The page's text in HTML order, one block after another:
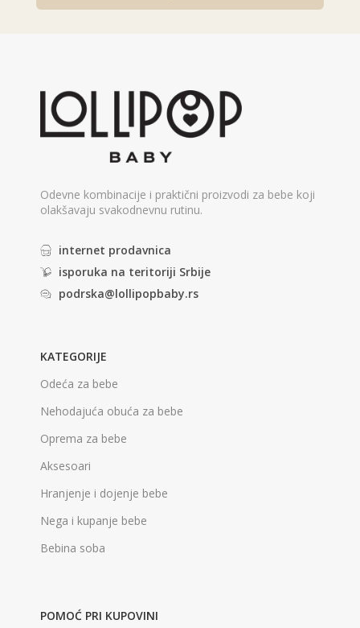
Odevne kombinacije i praktični proizvodi za bebe koji
olakšavaju svakodnevnu rutinu.
internet prodavnica
isporuka na teritoriji Srbije
podrska@lollipopbaby.rs
KATEGORIJE
Odeća za bebe
Nehodajuća obuća za bebe
Oprema za bebe
Aksesoari
Hranjenje i dojenje bebe
Nega i kupanje bebe
Bebina soba
POMOĆ PRI KUPOVINI